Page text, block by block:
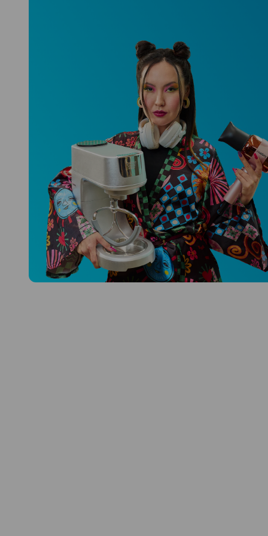
Niceboy ONE Ultra
Hlídá ti zdraví, spánek i pohyb a ještě
k tomu platí.
Prozkoumat